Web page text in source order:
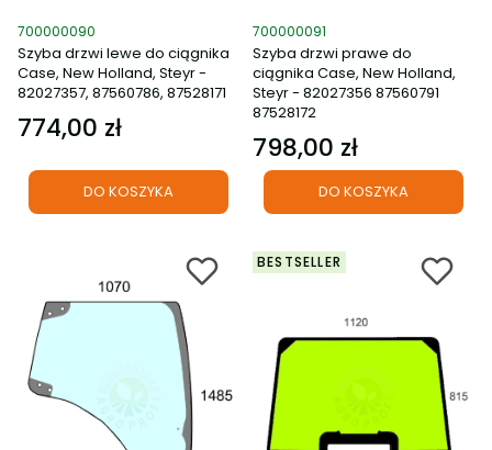
Kod produktu
700000090
Szyba drzwi lewe do ciągnika
Case, New Holland, Steyr -
82027357, 87560786, 87528171
Cena
774,00 zł
DO KOSZYKA
Kod produktu
700000091
Szyba drzwi prawe do
ciągnika Case, New Holland,
Steyr - 82027356 87560791
87528172
Cena
798,00 zł
DO KOSZYKA
BESTSELLER